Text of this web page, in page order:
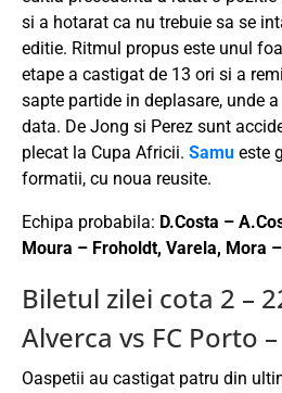
si a hotarat ca nu trebuie sa se
editie. Ritmul propus este unul
etape a castigat de 13 ori si a
sapte partide in deplasare, unde
data. De Jong si Perez sunt
plecat la Cupa Africii. Samu este
formatii, cu noua reusite.
Echipa probabila: D.Costa –
Moura – Froholdt, Varela, Mora
Biletul zilei cota 2 –
Alverca vs FC Porto
Oaspetii au castigat patru din